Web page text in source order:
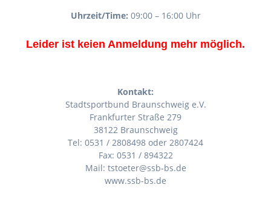
Uhrzeit/Time: 09:00 – 16:00 Uhr
Leider ist keien Anmeldung mehr möglich.
Kontakt:
Stadtsportbund Braunschweig e.V.
Frankfurter Straße 279
38122 Braunschweig
Tel: 0531 / 2808498 oder 2807424
Fax: 0531 / 894322
Mail: tstoeter@ssb-bs.de
www.ssb-bs.de